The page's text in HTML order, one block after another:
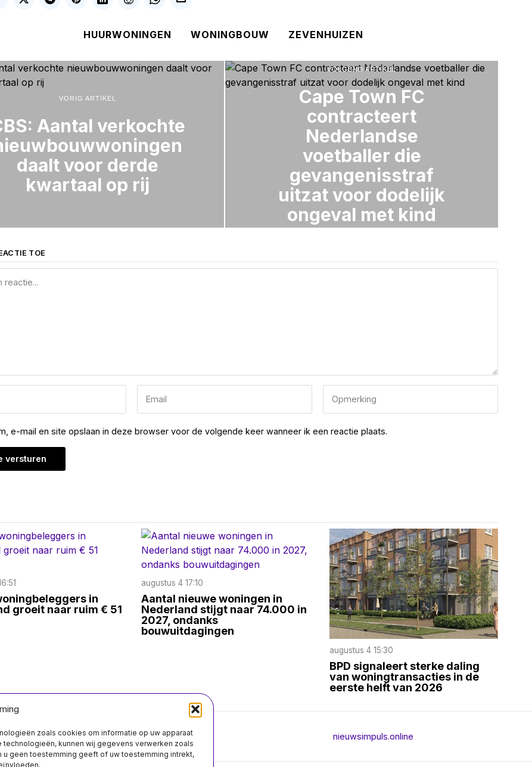
zoals cookies om informatie op uw apparaat
kunnen wij gegevens verwerken zoals
geen toestemming geeft of uw toestemming intrekt,
HUURWONINGEN WONINGBOUW ZEVENHUIZEN
VORIG ARTIKEL
Aantal verkochte
daalt voor derde
kwartaal op rij
VOLGEND ARTIKEL
Cape Town FC
contracteert
Nederlandse
voetballer die
gevangenisstraf
uitzat voor dodelijk
ongeval met kind
TOE
e-mail en site opslaan in deze browser voor de volgende keer wanneer ik een reactie plaats.
in
groeit naar ruim € 51
augustus 4 17:10
Aantal nieuwe woningen in
Nederland stijgt naar 74.000 in
2027, ondanks
bouwuitdagingen
augustus 4 15:30
BPD signaleert sterke daling
van woningtransacties in de
eerste helft van 2026
Over ons Contact nieuwsimpuls.online